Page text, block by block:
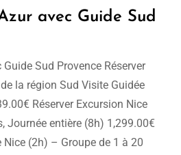
avec Guide Sud
Guide Sud Provence Réserver
la région Sud Visite Guidée
Réserver Excursion Nice
Journée entière (8h) 1,299.00€
(2h) – Groupe de 1 à 20